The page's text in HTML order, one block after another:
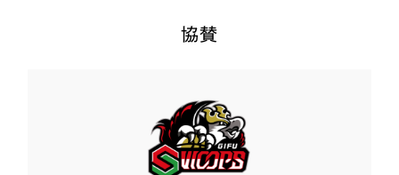
協賛